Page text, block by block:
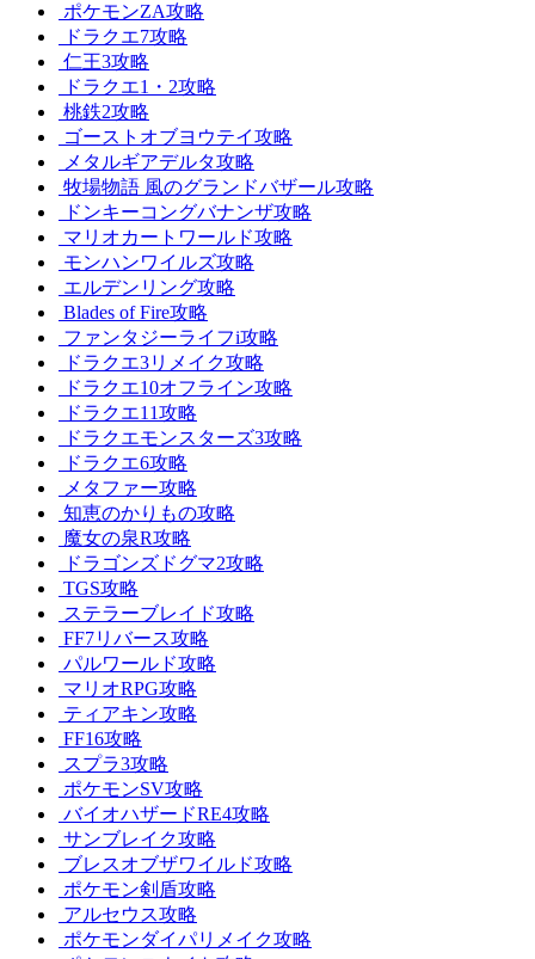
ポケモンZA攻略
ドラクエ7攻略
仁王3攻略
ドラクエ1・2攻略
桃鉄2攻略
ゴーストオブヨウテイ攻略
メタルギアデルタ攻略
牧場物語 風のグランドバザール攻略
ドンキーコングバナンザ攻略
マリオカートワールド攻略
モンハンワイルズ攻略
エルデンリング攻略
Blades of Fire攻略
ファンタジーライフi攻略
ドラクエ3リメイク攻略
ドラクエ10オフライン攻略
ドラクエ11攻略
ドラクエモンスターズ3攻略
ドラクエ6攻略
メタファー攻略
知恵のかりもの攻略
魔女の泉R攻略
ドラゴンズドグマ2攻略
TGS攻略
ステラーブレイド攻略
FF7リバース攻略
パルワールド攻略
マリオRPG攻略
ティアキン攻略
FF16攻略
スプラ3攻略
ポケモンSV攻略
バイオハザードRE4攻略
サンブレイク攻略
ブレスオブザワイルド攻略
ポケモン剣盾攻略
アルセウス攻略
ポケモンダイパリメイク攻略